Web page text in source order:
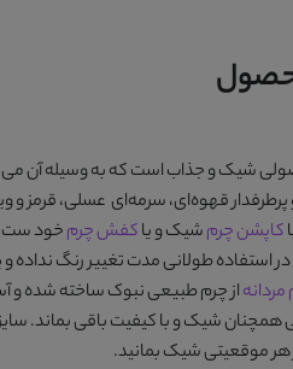
شیک و جذاب است که به وسیله آن
قهوه‌ای، سرمه‌ای عسلی، قرمز و
کاپشن چرمشیک و یاکفش چرمخود ست
استفاده طولانی مدت تغییر رنگ
از چرم طبیعی نبوک ساخته شده و
باقی بماند. سایز این محصول چرم ۱۱.۵*۹.۵*۱ سانتی‌متر
هر موقعیتی شیک بمانید.